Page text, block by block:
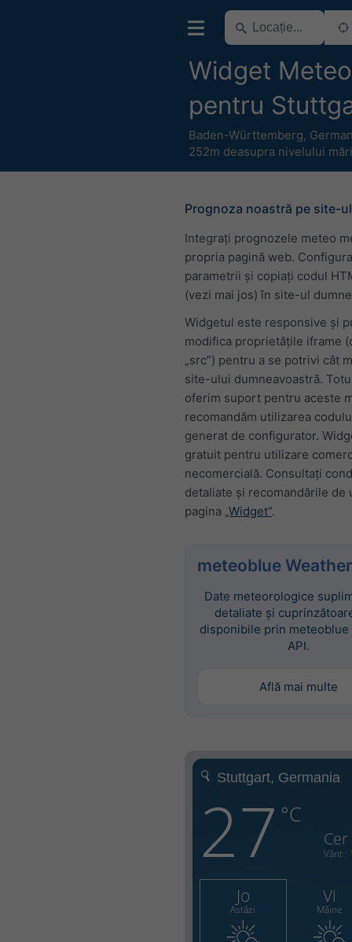
Widget
pentru
Baden-Württemberg,
252m deasupra nivelului
Prognoza noastră pe site-
Integrați prognozele meteo
propria pagină web.
parametrii și copiați codul
(vezi mai jos) în site-ul
Widgetul este responsive și
modifica proprietățile iframe
„src”) pentru a se potrivi cât
site-ului dumneavoastră.
oferim suport pentru aceste
recomandăm utilizarea
generat de configurator.
gratuit pentru utilizare
necomercială. Consultați
detaliate și recomandările de
pagina „Widget”.
meteoblue
Date meteorologice
detaliate și
disponibile prin meteoblue
API.
Află mai multe